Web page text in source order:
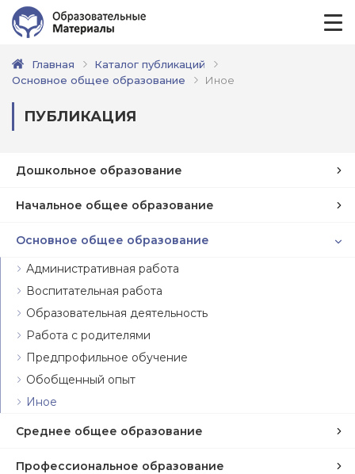
Главная
Каталог публикаций
Основное общее образование
Иное
ПУБЛИКАЦИЯ
Дошкольное образование
Начальное общее образование
Основное общее образование
Административная работа
Воспитательная работа
Образовательная деятельность
Работа с родителями
Предпрофильное обучение
Обобщенный опыт
Иное
Среднее общее образование
Профессиональное образование